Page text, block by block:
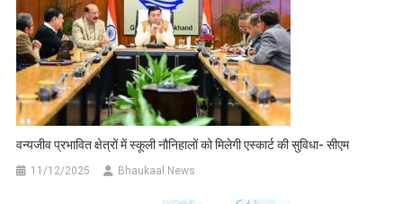
वन्यजीव प्रभावित क्षेत्रों में स्कूली नौनिहालों को मिलेगी एस्कार्ट की सुविधा- सीएम
11/12/2025 Bhaukaal News